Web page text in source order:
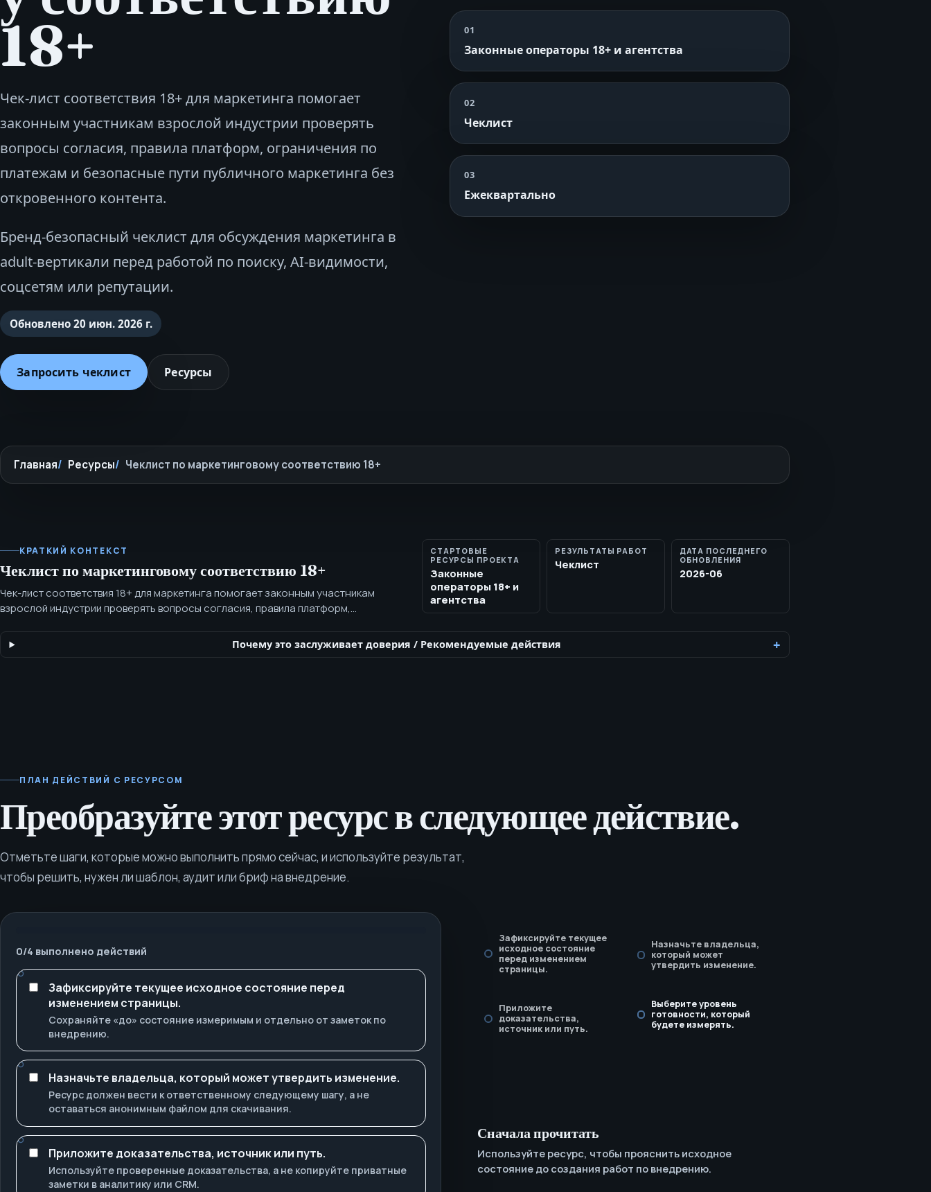
18+
Чек-лист соответствия 18+ для маркетинга помогает
законным участникам взрослой индустрии проверять
вопросы согласия, правила платформ, ограничения по
платежам и безопасные пути публичного маркетинга без
откровенного контента.
Бренд‑безопасный чеклист для обсуждения маркетинга в
adult-вертикали перед работой по поиску, AI‑видимости,
соцсетям или репутации.
Обновлено 20 июн. 2026 г.
Запросить чеклист Ресурсы
01
Законные операторы 18+ и агентства
02
Чеклист
03
Ежеквартально
Главная Ресурсы Чеклист по маркетинговому соответствию 18+
КРАТКИЙ КОНТЕКСТ
Чеклист по маркетинговому соответствию 18+
Чек-лист соответствия 18+ для маркетинга помогает законным участникам
взрослой индустрии проверять вопросы согласия, правила платформ,
откровенного контента. Запросите у SEOH Чеклист по маркетинговому
соответствию 18+ для законного маркетинга adult‑вертикали: правила по
СТАРТОВЫЕ
РЕСУРСЫ ПРОЕКТА
Законные
операторы 18+ и
агентства
РЕЗУЛЬТАТЫ РАБОТ
Чеклист
ДАТА ПОСЛЕДНЕГО
ОБНОВЛЕНИЯ
2026-06
Почему это заслуживает доверия / Рекомендуемые действия
ПЛАН ДЕЙСТВИЙ С РЕСУРСОМ
Преобразуйте этот ресурс в следующее действие.
Отметьте шаги, которые можно выполнить прямо сейчас, и используйте результат,
чтобы решить, нужен ли шаблон, аудит или бриф на внедрение.
0/4 выполнено действий
Зафиксируйте текущее исходное состояние перед
изменением страницы.
Сохраняйте «до» состояние измеримым и отдельно от заметок по
внедрению.
Назначьте владельца, который может утвердить изменение.
Ресурс должен вести к ответственному следующему шагу, а не
оставаться анонимным файлом для скачивания.
Приложите доказательства, источник или путь.
Используйте проверенные доказательства, а не копируйте приватные
заметки в аналитику или CRM.
Зафиксируйте текущее
исходное состояние
перед изменением
страницы.
Назначьте владельца,
который может
утвердить изменение.
Приложите
доказательства,
источник или путь.
Выберите уровень
готовности, который
будете измерять.
Сначала прочитать
Используйте ресурс, чтобы прояснить исходное
состояние до создания работ по внедрению.